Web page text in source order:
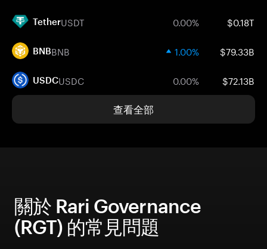
TetherUSDT 0.00% $0.18T
BNBBNB 1.00% $79.33B
USDCUSDC 0.00% $72.13B
查看全部
關於 Rari Governance
(RGT) 的常見問題